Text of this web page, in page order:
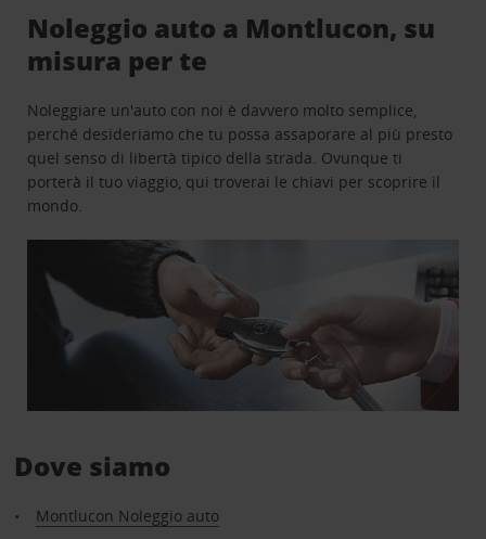
Noleggio auto a Montlucon, su
misura per te
Noleggiare un'auto con noi è davvero molto semplice,
perché desideriamo che tu possa assaporare al più presto
quel senso di libertà tipico della strada. Ovunque ti
porterà il tuo viaggio, qui troverai le chiavi per scoprire il
mondo.
Dove siamo
Montlucon Noleggio auto